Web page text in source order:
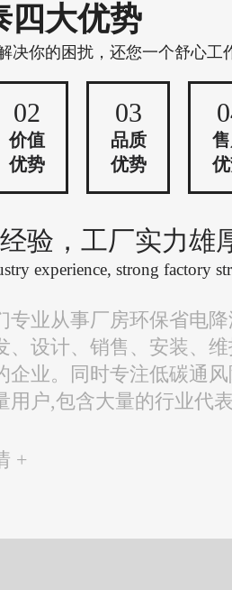
四大优势
决你的困扰，还您一个舒心工
02
价值
优势
03
品质
优势
验，工厂实力雄
experience, strong factory
专业从事厂房环保省电
、设计、销售、安装、
企业。同时专注低碳通
用户,包含大量的行业代
+